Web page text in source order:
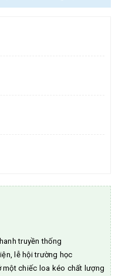
truyền thống
lễ hội trường học
một chiếc loa kéo chất lượng